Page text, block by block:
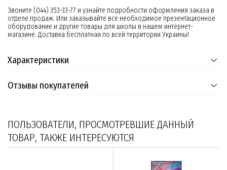
Звоните (044) 353-33-77 и узнайте подробности оформления заказа в
отделе продаж. Или заказывайте все необходимое презентационное
оборудование и другие товары для школы в нашем интернет-
магазине. Доставка бесплатная по всей территории Украины!
Характеристики
Отзывы покупателей
ПОЛЬЗОВАТЕЛИ, ПРОСМОТРЕВШИЕ ДАННЫЙ
ТОВАР, ТАКЖЕ ИНТЕРЕСУЮТСЯ